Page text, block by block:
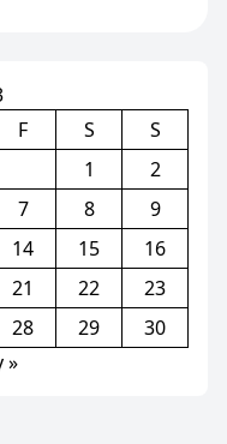
F S
S
1
2
7 8
9
14 15
16
21 22
23
28 29
30
»